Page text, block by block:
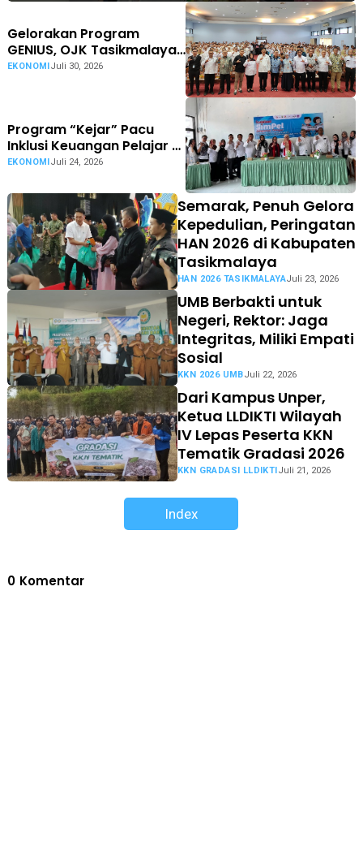
Gelorakan Program
GENIUS, OJK Tasikmalaya
Perkuat Literasi-Inklusi
EKONOMIJuli 30, 2026
Program “Kejar” Pacu
Inklusi Keuangan Pelajar di
Kabupaten Sumedang
EKONOMIJuli 24, 2026
Semarak, Penuh Gelora
Kepedulian, Peringatan
HAN 2026 di Kabupaten
Tasikmalaya
HAN 2026 TASIKMALAYAJuli 23, 2026
UMB Berbakti untuk
Negeri, Rektor: Jaga
Integritas, Miliki Empati
Sosial
KKN 2026 UMBJuli 22, 2026
Dari Kampus Unper,
Ketua LLDIKTI Wilayah
IV Lepas Peserta KKN
Tematik Gradasi 2026
KKN GRADASI LLDIKTI Juli 21, 2026
Index
0 Komentar